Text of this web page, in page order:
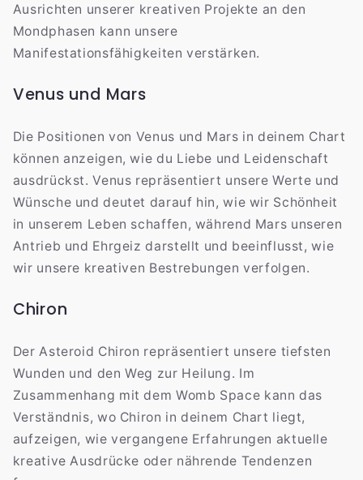
Ausrichten unserer kreativen Projekte an den
Mondphasen kann unsere
Manifestationsfähigkeiten verstärken.
Venus und Mars
Die Positionen von Venus und Mars in deinem Chart
können anzeigen, wie du Liebe und Leidenschaft
ausdrückst. Venus repräsentiert unsere Werte und
Wünsche und deutet darauf hin, wie wir Schönheit
in unserem Leben schaffen, während Mars unseren
Antrieb und Ehrgeiz darstellt und beeinflusst, wie
wir unsere kreativen Bestrebungen verfolgen.
Chiron
Der Asteroid Chiron repräsentiert unsere tiefsten
Wunden und den Weg zur Heilung. Im
Zusammenhang mit dem Womb Space kann das
Verständnis, wo Chiron in deinem Chart liegt,
aufzeigen, wie vergangene Erfahrungen aktuelle
kreative Ausdrücke oder nährende Tendenzen